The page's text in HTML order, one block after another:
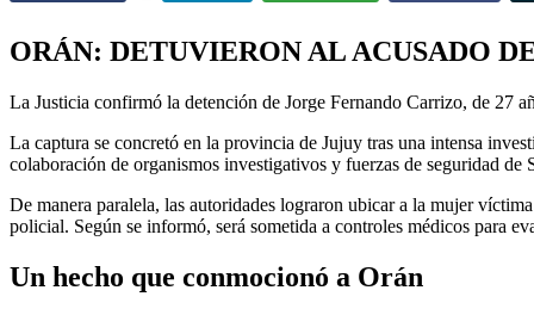
ORÁN: DETUVIERON AL ACUSADO
La Justicia confirmó la detención de Jorge Fernando Carrizo, de 27
La captura se concretó en la provincia de Jujuy tras una intensa
colaboración de organismos investigativos y fuerzas de seguridad de
De manera paralela, las autoridades lograron ubicar a la mujer
policial. Según se informó, será sometida a controles médicos para
Un hecho que conmocionó a Orán